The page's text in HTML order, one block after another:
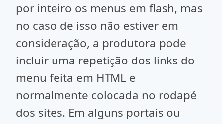
por inteiro os menus em flash, mas
no caso de isso não estiver em
consideração, a produtora pode
incluir uma repetição dos links do
menu feita em HTML e
normalmente colocada no rodapé
dos sites. Em alguns portais ou